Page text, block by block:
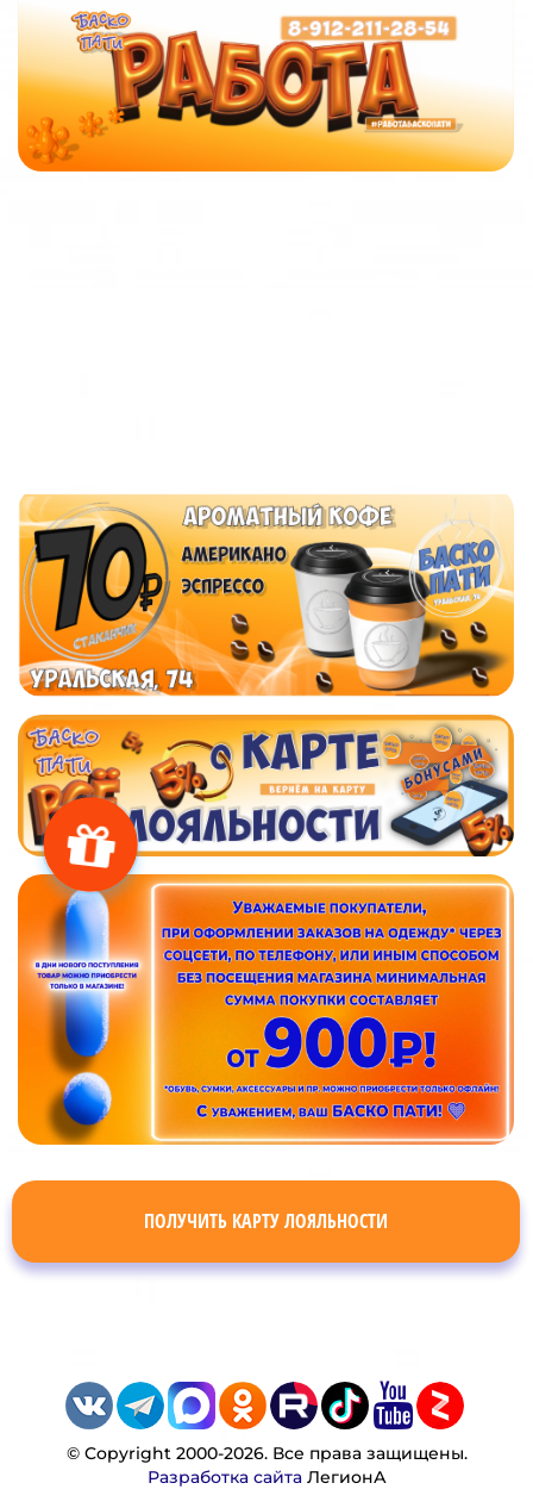
ПОЛУЧИТЬ КАРТУ ЛОЯЛЬНОСТИ
© Copyright 2000-2026. Все права защищены.
Разработка сайтаЛегионА